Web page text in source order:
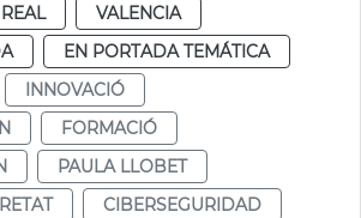
VALENCIA
EN PORTADA TEMÁTICA
INNOVACIÓ
FORMACIÓ
PAULA LLOBET
CIBERSEGURIDAD